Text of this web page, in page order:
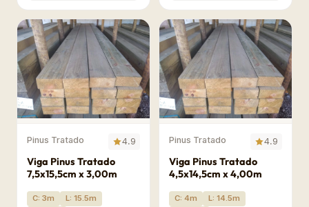
Pinus Tratado 4.9
Viga Pinus Tratado
7,5x15,5cm x 3,00m
C: 3m
L: 15.5m
Pinus Tratado 4.9
Viga Pinus Tratado
4,5x14,5cm x 4,00m
C: 4m
L: 14.5m